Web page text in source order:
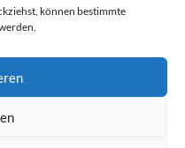
können bestimmte